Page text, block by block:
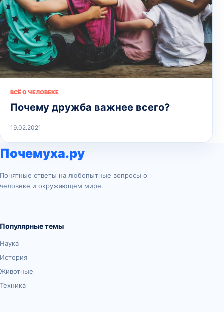
ВСЁ О ЧЕЛОВЕКЕ
Почему дружба важнее всего?
19.02.2021
Почемуха.ру
Понятные ответы на любопытные вопросы о
человеке и окружающем мире.
Популярные темы
Наука
История
Животные
Техника